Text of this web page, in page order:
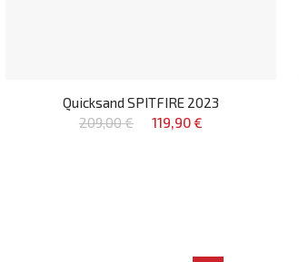
Quicksand SPITFIRE 2023
209,00 €
119,90 €